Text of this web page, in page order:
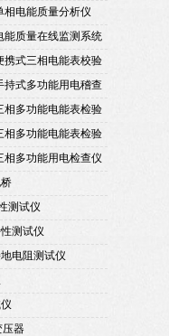
相电能质量分析仪
能质量在线监测系统
携式三相电能表校验
持式多功能用电稽查
相多功能电能表检验
相多功能电能表检验
相多功能用电检查仪
测试仪
测试仪
电阻测试仪
压器